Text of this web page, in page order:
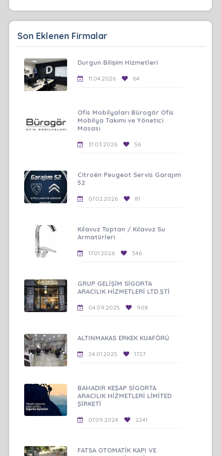
Son Eklenen Firmalar
Durgun Bilişim Hizmetleri
11.04.2026 64
Ofis Mobilyaları Bürogör Ofis
Mobilya Takımı ve Yönetici
Masası
31.03.2026 56
Citroën Peugeot Servis Garajım
52
07.02.2026 81
Kılavuz Toptan / Kılavuz Su
Armatürleri
17.01.2026 346
GRUP GELİŞİM SİGORTA
ARACILIK HİZMETLERİ LTD.ŞTİ
04.09.2025 908
ALTINMAKAS ERKEK KUAFÖRÜ
24.01.2025 1727
BAHADIR KEŞAP SİGORTA
ARACILIK HİZMETLERİ LİMİTED
ŞİRKETİ
07.09.2024 2241
FATSA OTOMATİK KAPI VE